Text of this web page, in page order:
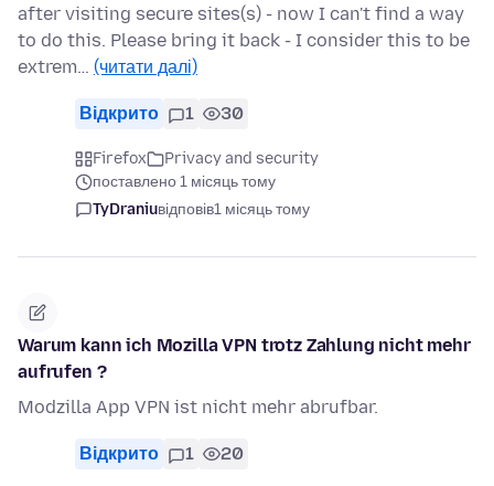
after visiting secure sites(s) - now I can't find a way
to do this. Please bring it back - I consider this to be
extrem… (читати далі)
Відкрито 1 30
Firefox
Privacy and security
поставлено 1 місяць тому
TyDraniuвідповів1 місяць тому
Warum kann ich Mozilla VPN trotz Zahlung nicht mehr
aufrufen ?
Modzilla App VPN ist nicht mehr abrufbar.
Відкрито 1 20